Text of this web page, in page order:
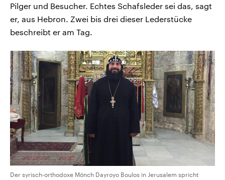
Pilger und Besucher. Echtes Schafsleder sei das, sagt
er, aus Hebron. Zwei bis drei dieser Lederstücke
beschreibt er am Tag.
Der syrisch-orthodoxe Mönch Dayroyo Boulos in Jerusalem spricht